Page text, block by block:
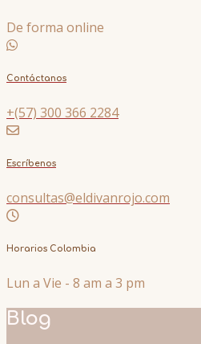
De forma online
Contáctanos
+(57) 300 366 2284
Escríbenos
consultas@eldivanrojo.com
Horarios Colombia
Lun a Vie - 8 am a 3 pm
Blog